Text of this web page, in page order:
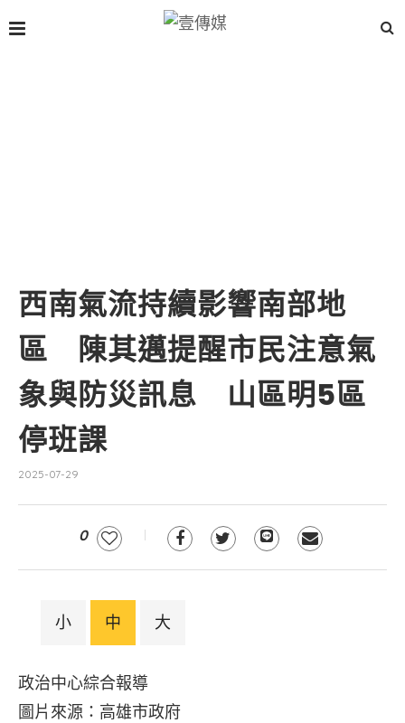
西南氣流持續影響南部地
區 陳其邁提醒市民注意氣
象與防災訊息 山區明5區
停班課
2025-07-29
0
小 中 大
政治中心綜合報導
圖片來源：高雄市政府